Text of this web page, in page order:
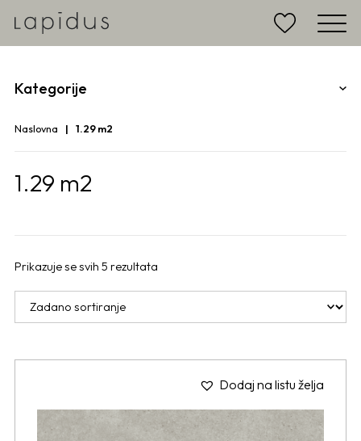
Kategorije
Naslovna 1.29 m2
1.29 m2
Prikazuje se svih 5 rezultata
Dodaj na listu želja